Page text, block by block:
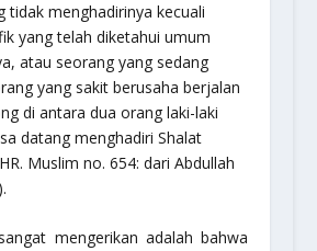
tidak menghadirinya kecuali
yang telah diketahui umum
atau seorang yang sedang
yang sakit berusaha berjalan
di antara dua orang laki-laki
datang menghadiri Shalat
Muslim no. 654: dari Abdullah
mengerikan adalah bahwa